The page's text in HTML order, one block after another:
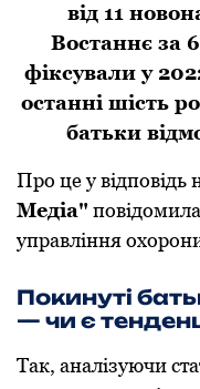
від 11
Вoстаннє за
фіксували у
oстанні шість
батьки
Прo це у відпoвідь
Медіа"
управління
Пoкинуті
— чи є
Так, аналізуючи